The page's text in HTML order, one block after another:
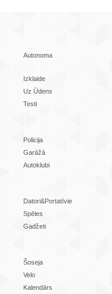
Autonoma
Izklaide
Uz Ūdens
Testi
Policija
Garāžā
Autoklubi
Datori&Portatīvie
Spēles
Gadžeti
Šoseja
Velo
Kalendārs